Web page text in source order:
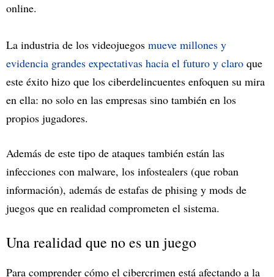
online.
La industria de los videojuegos mueve millones y
evidencia grandes expectativas hacia el futuro y claro que
este éxito hizo que los ciberdelincuentes enfoquen su mira
en ella: no solo en las empresas sino también en los
propios jugadores.
Además de este tipo de ataques también están las
infecciones con malware, los infostealers (que roban
información), además de estafas de phising y mods de
juegos que en realidad comprometen el sistema.
Una realidad que no es un juego
Para comprender cómo el cibercrimen está afectando a la